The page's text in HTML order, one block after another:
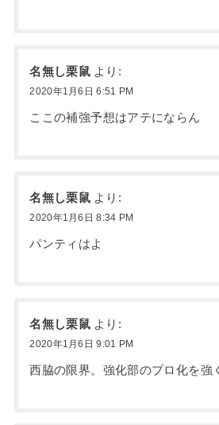
名無し栗鼠 より:
2020年1月6日 6:51 PM
ここの補強予想はアテにならん
名無し栗鼠 より:
2020年1月6日 8:34 PM
パンティはよ
名無し栗鼠 より:
2020年1月6日 9:01 PM
西脇の限界。強化部のプロ化を強